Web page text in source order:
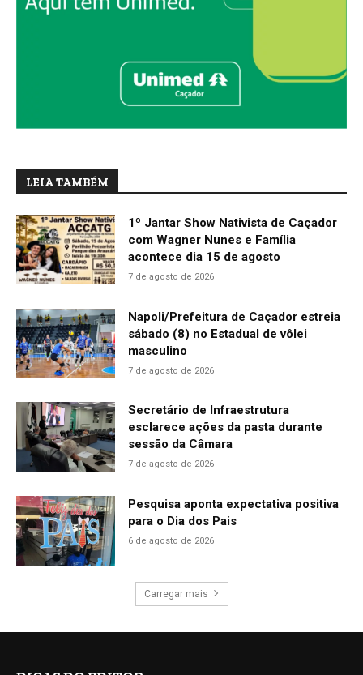
LEIA TAMBÉM
1º Jantar Show Nativista de Caçador
com Wagner Nunes e Família
acontece dia 15 de agosto
7 de agosto de 2026
Napoli/Prefeitura de Caçador estreia
sábado (8) no Estadual de vôlei
masculino
7 de agosto de 2026
Secretário de Infraestrutura
esclarece ações da pasta durante
sessão da Câmara
7 de agosto de 2026
Pesquisa aponta expectativa positiva
para o Dia dos Pais
6 de agosto de 2026
Carregar mais